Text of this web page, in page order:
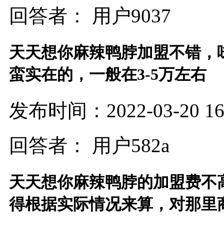
回答者： 用户9037
天天想你麻辣鸭脖加盟不错
蛮实在的，一般在3-5万左右
发布时间：2022-03-20
回答者： 用户582a
天天想你麻辣鸭脖的加盟费
得根据实际情况来算，对那